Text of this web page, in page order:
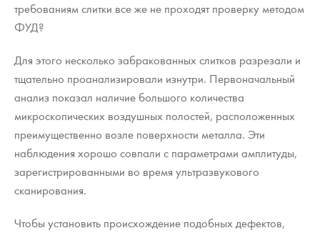
требованиям слитки все же не проходят проверку методом
ФУД?
Для этого несколько забракованных слитков разрезали и
тщательно проанализировали изнутри. Первоначальный
анализ показал наличие большого количества
микроскопических воздушных полостей, расположенных
преимущественно возле поверхности металла. Эти
наблюдения хорошо совпали с параметрами амплитуды,
зарегистрированными во время ультразвукового
сканирования.
Чтобы установить происхождение подобных дефектов,